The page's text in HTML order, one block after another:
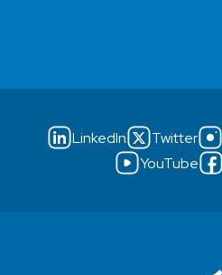
LinkedIn Twitter
YouTube